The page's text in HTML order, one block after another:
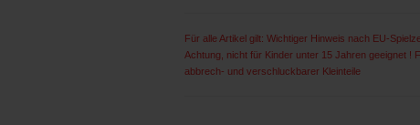
Für alle Artikel gilt: Wichtiger Hinweis nach EU-
Achtung, nicht für Kinder unter 15 Jahren geeignet !
abbrech- und verschluckbarer Kleinteile